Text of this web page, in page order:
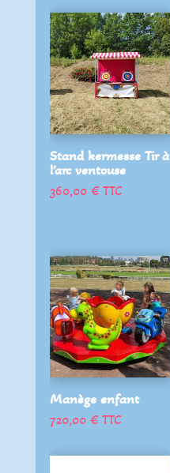
Stand kermesse Tir à
l’arc ventouse
360,00 €TTC
Manège enfant
720,00 €TTC